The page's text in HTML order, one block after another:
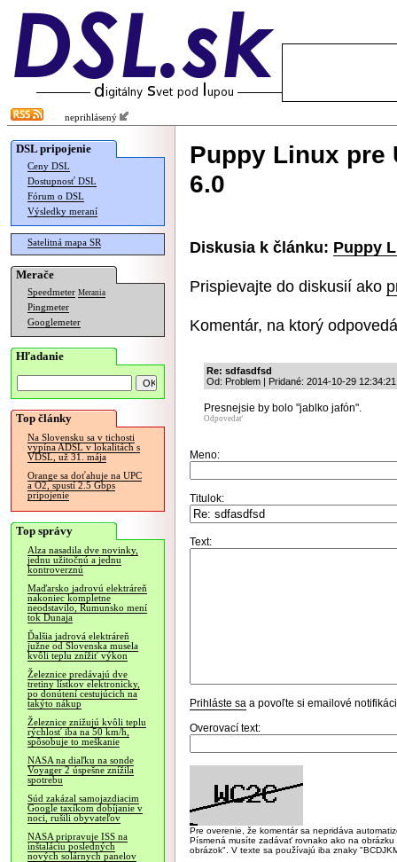
neprihlásený
DSL pripojenie
Ceny DSL
Dostupnosť DSL
Fórum o DSL
Výsledky meraní
Satelitná mapa SR
Merače
Speedmeter Merania
Pingmeter
Googlemeter
Hľadanie
Top články
Na Slovensku sa v tichosti
vypína ADSL v lokalitách s
VDSL, už 31. mája
Orange sa doťahuje na UPC
a O2, spustí 2.5 Gbps
pripojenie
Top správy
Alza nasadila dve novinky,
jednu užitočnú a jednu
kontroverznú
Maďarsko jadrovú elektráreň
nakoniec kompletne
neodstavilo, Rumunsko mení
tok Dunaja
Ďalšia jadrová elektráreň
južne od Slovenska musela
kvôli teplu znížiť výkon
Železnice predávajú dve
tretiny lístkov elektronicky,
po donútení cestujúcich na
takýto nákup
Železnice znižujú kvôli teplu
rýchlosť iba na 50 km/h,
spôsobuje to meškanie
NASA na diaľku na sonde
Voyager 2 úspešne znížila
spotrebu
Súd zakázal samojazdiacim
Google taxíkom dobíjanie v
noci, rušili obyvateľov
NASA pripravuje ISS na
inštaláciu posledných
nových solárnych panelov
Puppy Linux pre
6.0
Diskusia k článku: Puppy
Prispievajte do diskusií ako
Komentár, na ktorý
Re: sdfasdfsd
Od: Problem | Pridané: 2014-10-29 12:34:21
Presnejsie by bolo "jablko jafón".
Odpovedať
Meno:
Titulok:
Text:
Prihláste sa a povoľte si emailové
Overovací text:
Pre overenie, že komentár sa nepridáva
Písmená musíte zadávať rovnako ako na
obrázok". V texte sa používajú iba znaky